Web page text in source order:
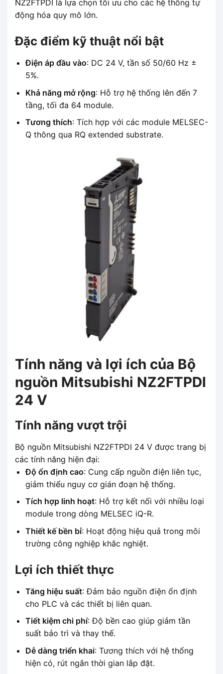
NZ2FTPDI là lựa chọn tối ưu cho các hệ thống tự
động hóa quy mô lớn.
Đặc điểm kỹ thuật nổi bật
Điện áp đầu vào: DC 24 V, tần số 50/60 Hz ±
5%.
Khả năng mở rộng: Hỗ trợ hệ thống lên đến 7
tầng, tối đa 64 module.
Tương thích: Tích hợp với các module MELSEC-
Q thông qua RQ extended substrate.
Tính năng và lợi ích của Bộ
nguồn Mitsubishi NZ2FTPDI
24 V
Tính năng vượt trội
Bộ nguồn Mitsubishi NZ2FTPDI 24 V được trang bị
các tính năng hiện đại:
Độ ổn định cao: Cung cấp nguồn điện liên tục,
giảm thiểu nguy cơ gián đoạn hệ thống.
Tích hợp linh hoạt: Hỗ trợ kết nối với nhiều loại
module trong dòng MELSEC iQ-R.
Thiết kế bền bỉ: Hoạt động hiệu quả trong môi
trường công nghiệp khắc nghiệt.
Lợi ích thiết thực
Tăng hiệu suất: Đảm bảo nguồn điện ổn định
cho PLC và các thiết bị liên quan.
Tiết kiệm chi phí: Độ bền cao giúp giảm tần
suất bảo trì và thay thế.
Dễ dàng triển khai: Tương thích với hệ thống
hiện có, rút ngắn thời gian lắp đặt.